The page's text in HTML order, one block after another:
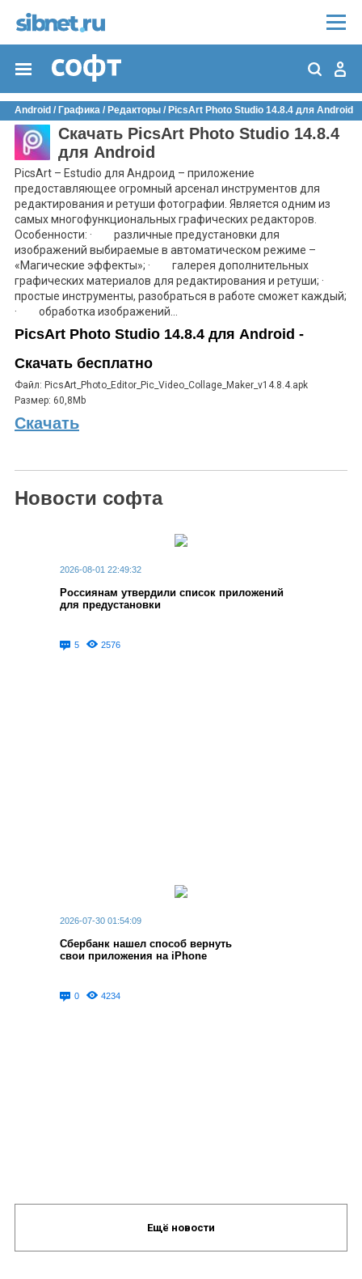
Android / Графика / Редакторы / PicsArt Photo Studio 14.8.4 для Android
Скачать PicsArt Photo Studio 14.8.4
для Android
PicsArt – Estudio для Андроид – приложение
предоставляющее огромный арсенал инструментов для
редактирования и ретуши фотографии. Является одним из
самых многофункциональных графических редакторов.
Особенности: · различные предустановки для
изображений выбираемые в автоматическом режиме –
«Магические эффекты»; · галерея дополнительных
графических материалов для редактирования и ретуши; ·
простые инструменты, разобраться в работе сможет каждый;
· обработка изображений...
PicsArt Photo Studio 14.8.4 для Android -
Скачать бесплатно
Файл: PicsArt_Photo_Editor_Pic_Video_Collage_Maker_v14.8.4.apk
Размер: 60,8Mb
Скачать
Новости софта
2026-08-01 22:49:32
Россиянам утвердили список приложений
для предустановки
5 2576
2026-07-30 01:54:09
Сбербанк нашел способ вернуть
свои приложения на iPhone
0 4234
Ещё новости